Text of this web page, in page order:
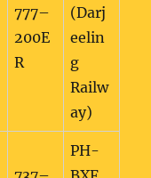
777–
200E
R
(Darj
eelin
g
Railw
ay)
PH-